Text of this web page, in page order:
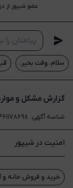
عضو شیپور از دی
سلام، وقت بخیر.
گزارش مشکل و
شناسه آگهی:
امنیت در شیپور
خرید و فروش خانه و